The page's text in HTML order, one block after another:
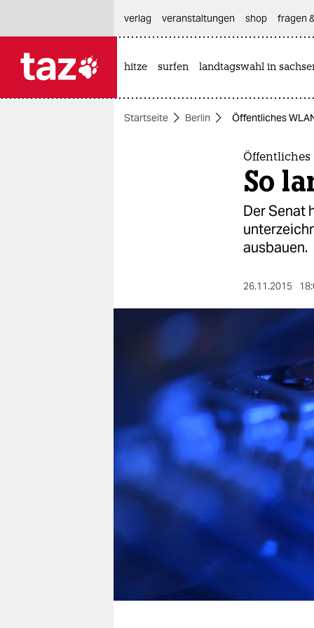
themen
wahrheit
verlag
veranstaltungen
shop
fragen & hilfe
unterstützen
genossenschaft
verlag
veranstaltungen shop fragen
hitze surfen landtagswahl in
Startseite Berlin Öffentliches
Öffentliches
So
Der Senat
ausbauen.
26.11.2015